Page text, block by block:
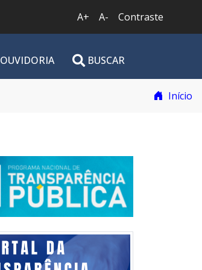
A+ A- Contraste
OUVIDORIA BUSCAR
Início